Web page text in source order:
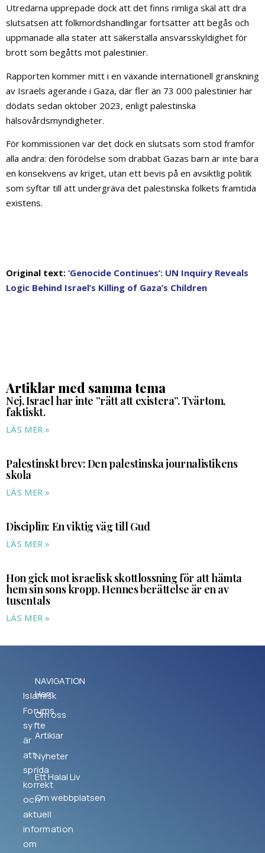
Utredarna upprepade dock att det finns rimliga skäl att dra
slutsatsen att folkmordshandlingar fortsätter att begås och
uppmanade alla stater att säkerställa ansvarsskyldighet för
brott som begåtts mot palestinier.
Rapporten kommer mitt i en växande internationell granskning
av Israels agerande i Gaza, där fler än 73 000 palestinier har
dödats sedan oktober 2023, enligt palestinska
hälsovårdsmyndigheter.
För kommissionen var det dock en slutsats som stod framför
alla andra: den förödelse som drabbat Gazas barn är inte bara
en konsekvens av kriget, utan ett bevis på en avsiktlig politik
som syftar till att undergräva det palestinska folkets framtida
existens.
Original text: ‘Genocide Continues’: UN Inquiry Reveals
Logic Behind Israel’s Killing of Gaza’s Children
Artiklar med samma tema
Nej, Israel har inte ”rätt att existera”. Tvärtom,
faktiskt.
LÄS MER »
Palestinskt brev: Den palestinska journalistikens
skola
LÄS MER »
Disciplin: En viktig väg till Gud
LÄS MER »
Hon gick mot israelisk skottlossning för att hämta
hem sin sons kropp. Hennes berättelse är en av
tusentals
LÄS MER »
Islamisk
Forums
syfte
är
att
sprida
korrekt
och
aktuell
information
om
NAVIGATION
Hem
Om oss
Artiklar
Nyheter
Ett Halal Liv
Om webbplatsen